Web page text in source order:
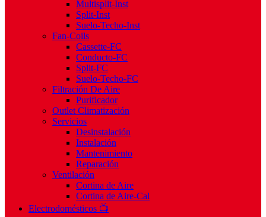
Multisplit-Inst
Split-Inst
Suelo-Techo-Inst
Fan-Coils
Cassette-FC
Conducto-FC
Split-FC
Suelo-Techo-FC
Filtración De Aire
Purificador
Outlet Climatización
Servicios
Desinstalación
Instalación
Mantenimiento
Reparación
Ventilación
Cortina de Aire
Cortina de Aire-Cal
Electrodomésticos 📺